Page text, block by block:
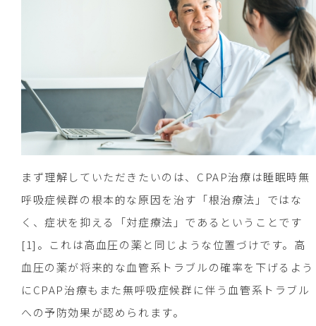
まず理解していただきたいのは、CPAP治療は睡眠時無
呼吸症候群の根本的な原因を治す「根治療法」ではな
く、症状を抑える「対症療法」であるということです
[1]。これは高血圧の薬と同じような位置づけです。高
血圧の薬が将来的な血管系トラブルの確率を下げるよう
にCPAP治療もまた無呼吸症候群に伴う血管系トラブル
への予防効果が認められます。